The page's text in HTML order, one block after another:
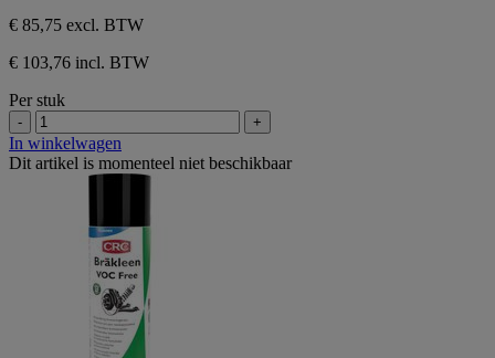
€ 85,75 excl. BTW
€ 103,76 incl. BTW
Per stuk
- +
In winkelwagen
Dit artikel is momenteel niet beschikbaar